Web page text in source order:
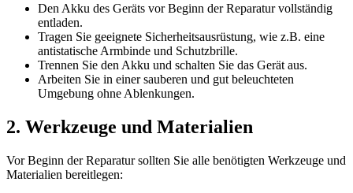
Den Akku des Geräts vor Beginn der Reparatur vollständig
entladen.
Tragen Sie geeignete Sicherheitsausrüstung, wie z.B. eine
antistatische Armbinde und Schutzbrille.
Trennen Sie den Akku und schalten Sie das Gerät aus.
Arbeiten Sie in einer sauberen und gut beleuchteten
Umgebung ohne Ablenkungen.
2. Werkzeuge und Materialien
Vor Beginn der Reparatur sollten Sie alle benötigten Werkzeuge und
Materialien bereitlegen: